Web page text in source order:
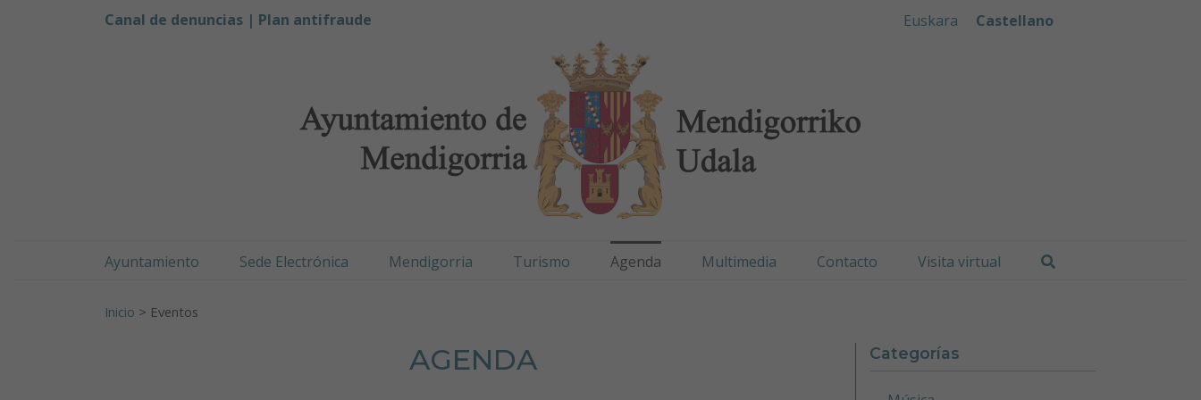
Ayuntamiento de Mendigorria / Mendigorriko Udala
Canal de denuncias | Plan antifraude Euskara Castellano
Ayuntamiento Sede Electrónica Mendigorria Turismo Agenda (Página actual)
Multimedia Contacto Visita virtual
Inicio > Eventos
AGENDA Categorías